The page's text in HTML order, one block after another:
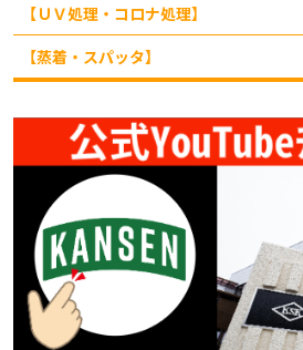
【ＵＶ処理・コロナ処理】
【蒸着・スパッタ】